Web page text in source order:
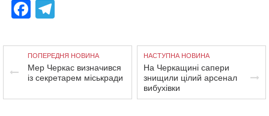
Facebook
ПОПЕРЕДНЯ НОВИНА
Мер Черкас визначився
із секретарем міськради
НАСТУПНА НОВИНА
На Черкащині сапери
знищили цілий арсенал
вибухівки